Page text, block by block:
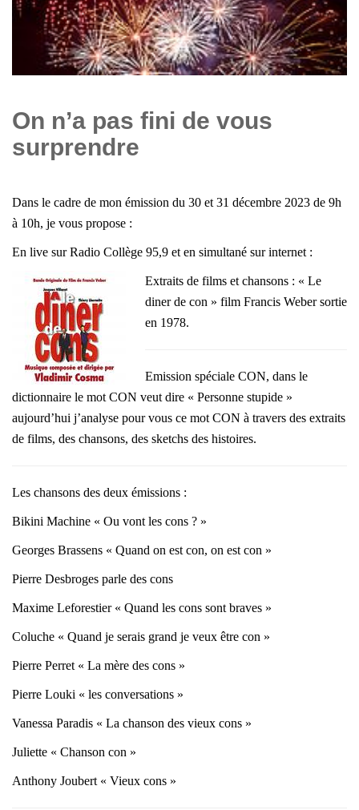
On n’a pas fini de vous
surprendre
Dans le cadre de mon émission du 30 et 31 décembre 2023 de 9h
à 10h, je vous propose :
En live sur Radio Collège 95,9 et en simultané sur internet :
Extraits de films et chansons : « Le
diner de con » film Francis Weber sortie
en 1978.
Emission spéciale CON, dans le
dictionnaire le mot CON veut dire « Personne stupide »
aujourd’hui j’analyse pour vous ce mot CON à travers des extraits
de films, des chansons, des sketchs des histoires.
Les chansons des deux émissions :
Bikini Machine « Ou vont les cons ? »
Georges Brassens « Quand on est con, on est con »
Pierre Desbroges parle des cons
Maxime Leforestier « Quand les cons sont braves »
Coluche « Quand je serais grand je veux être con »
Pierre Perret « La mère des cons »
Pierre Louki « les conversations »
Vanessa Paradis « La chanson des vieux cons »
Juliette « Chanson con »
Anthony Joubert « Vieux cons »